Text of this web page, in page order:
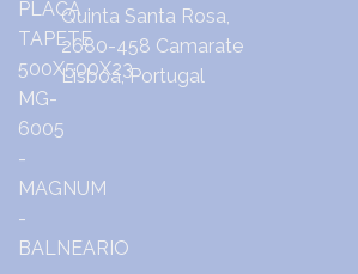
Quinta Santa Rosa,
2680-458 Camarate
Lisboa, Portugal